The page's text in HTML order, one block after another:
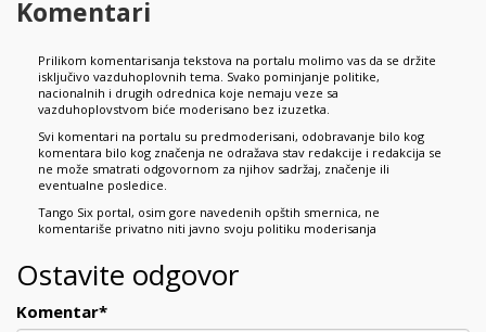
Komentari
Prilikom komentarisanja tekstova na portalu molimo vas da se držite
isključivo vazduhoplovnih tema. Svako pominjanje politike,
nacionalnih i drugih odrednica koje nemaju veze sa
vazduhoplovstvom biće moderisano bez izuzetka.
Svi komentari na portalu su predmoderisani, odobravanje bilo kog
komentara bilo kog značenja ne odražava stav redakcije i redakcija se
ne može smatrati odgovornom za njihov sadržaj, značenje ili
eventualne posledice.
Tango Six portal, osim gore navedenih opštih smernica, ne
komentariše privatno niti javno svoju politiku moderisanja
Ostavite odgovor
Komentar*